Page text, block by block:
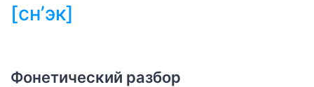
[сн’эк]
Фонетический разбор